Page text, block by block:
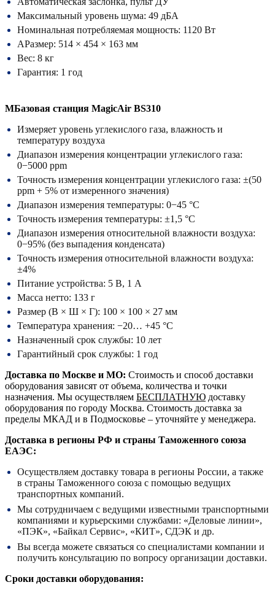
Максимальный уровень шума: 49 дБА
Номинальная потребляемая мощность: 1120 Вт
АРазмер: 514 × 454 × 163 мм
Вес: 8 кг
Гарантия: 1 год
МБазовая станция MagicAir BS310
Измеряет уровень углекислого газа, влажность и
температуру воздуха
Диапазон измерения концентрации углекислого газа:
0−5000 ppm
Точность измерения концентрации углекислого газа: ±(50
ppm + 5% от измеренного значения)
Диапазон измерения температуры: 0−45 °С
Точность измерения температуры: ±1,5 °С
Диапазон измерения относительной влажности воздуха:
0−95% (без выпадения конденсата)
Точность измерения относительной влажности воздуха:
±4%
Питание устройства: 5 В, 1 А
Масса нетто: 133 г
Размер (В × Ш × Г): 100 × 100 × 27 мм
Температура хранения: −20… +45 °С
Назначенный срок службы: 10 лет
Гарантийный срок службы: 1 год
Доставка по Москве и МО: Стоимость и способ доставки
оборудования зависят от объема, количества и точки
назначения. Мы осуществляем БЕСПЛАТНУЮ доставку
оборудования по городу Москва. Стоимость доставка за
пределы МКАД и в Подмосковье – уточняйте у менеджера.
Доставка в регионы РФ и страны Таможенного союза
ЕАЭС:
Осуществляем доставку товара в регионы России, а также
в страны Таможенного союза с помощью ведущих
транспортных компаний.
Мы сотрудничаем с ведущими известными транспортными
компаниями и курьерскими службами: «Деловые линии»,
«ПЭК», «Байкал Сервис», «КИТ», СДЭК и др.
Вы всегда можете связаться со специалистами компании и
получить консультацию по вопросу организации доставки.
Сроки доставки оборудования: